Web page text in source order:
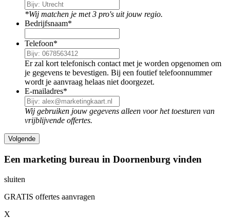
*Wij matchen je met 3 pro's uit jouw regio.
Bedrijfsnaam*
Telefoon*
Er zal kort telefonisch contact met je worden opgenomen om
je gegevens te bevestigen. Bij een foutief telefoonnummer
wordt je aanvraag helaas niet doorgezet.
E-mailadres*
Wij gebruiken jouw gegevens alleen voor het toesturen van
vrijblijvende offertes.
Een marketing bureau in Doornenburg vinden
sluiten
GRATIS offertes aanvragen
X